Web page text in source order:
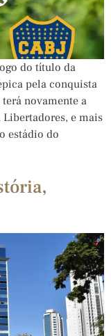
do título da
pela conquista
novamente a
e mais
estádio do